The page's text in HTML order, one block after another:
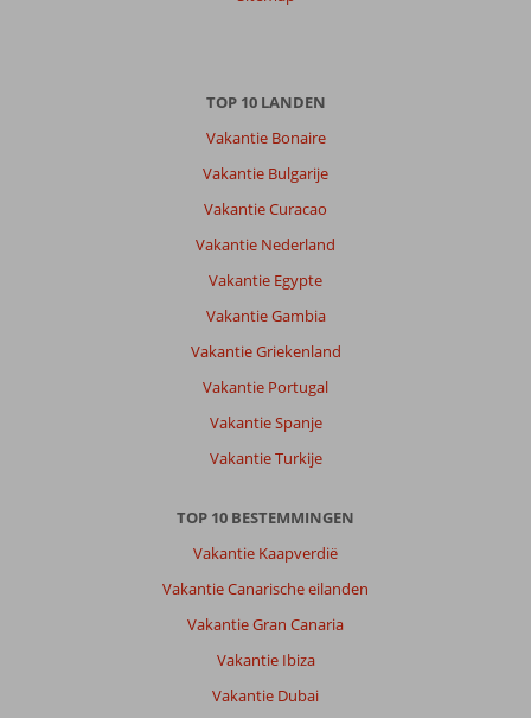
TOP 10 LANDEN
Vakantie Bonaire
Vakantie Bulgarije
Vakantie Curacao
Vakantie Nederland
Vakantie Egypte
Vakantie Gambia
Vakantie Griekenland
Vakantie Portugal
Vakantie Spanje
Vakantie Turkije
TOP 10 BESTEMMINGEN
Vakantie Kaapverdië
Vakantie Canarische eilanden
Vakantie Gran Canaria
Vakantie Ibiza
Vakantie Dubai